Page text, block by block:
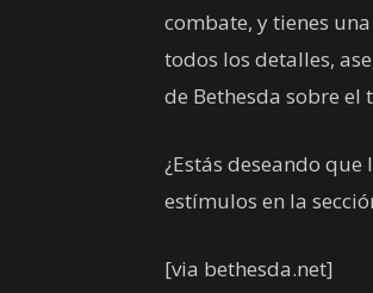
combate, y tienes
todos los detalles,
de Bethesda sobre el
¿Estás deseando
estímulos en la
[via bethesda.net]